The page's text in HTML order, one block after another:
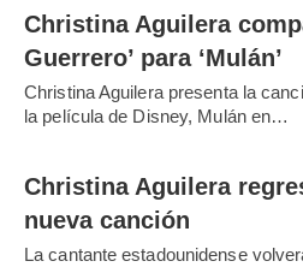
Christina Aguilera
Guerrero’ para ‘Mulán’
Christina Aguilera presenta la
la película de Disney, Mulán en…
Christina Aguilera
nueva canción
La cantante estadounidense